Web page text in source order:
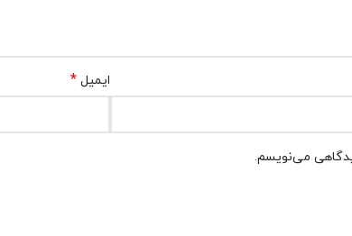
ایمیل *
می‌نویسم.